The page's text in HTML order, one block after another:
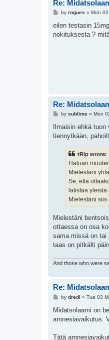
Re:
P
s
by rogues » Mon
eilen testasin
nokituksesta ?
Re:
P
s
by sublime» Mon
Ilmaisin ehkä
tiennytkään,
tRip wrote:
Haluan
Mielestäni
Se, että
latistaa
Mielestäni
Mielestäni
ottaessa on osa
sama missä on tai
taas on pitkälti
And those who were
Re:
P
s
by dredi » Tue 03
Midatsolaami on
amnesiavaikutus.
Tätä